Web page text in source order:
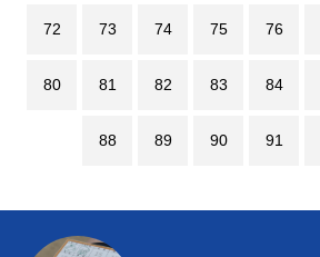
72 73 74 75 76
80 81 82 83 84
88 89 90 91